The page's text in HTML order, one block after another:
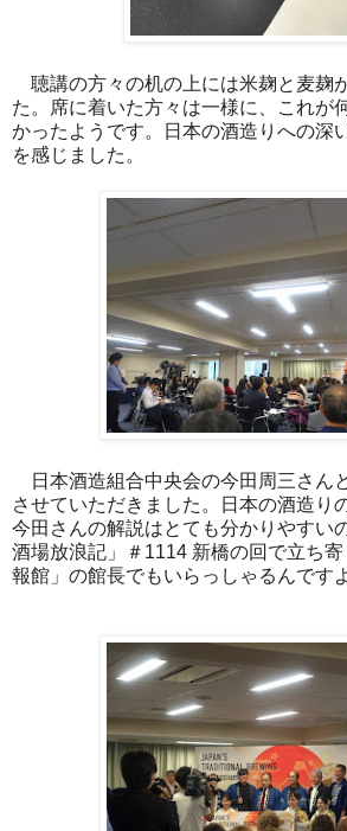
聴講の方々の机の上には米麹と麦麹
た。席に着いた方々は一様に、これが
かったようです。日本の酒造りへの深
を感じました。
日本酒造組合中央会の今田周三さん
させていただきました。日本の酒造り
今田さんの解説はとても分かりやすい
酒場放浪記」＃1114 新橋の回で立ち
報館」の館長でもいらっしゃるんですよ